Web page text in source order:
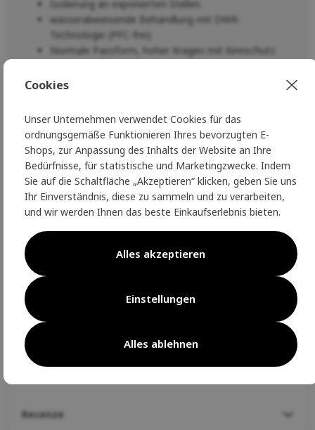
Isolierung an exponierten Stellen
wasserabweisende Behandlung mit DWR-
Technologie (PFC-frei)
Normale Passform, hoher Kragen mit Kinnschutz
Reißverschluss
KT-Logo, damit jeder sehen kann, welche Marke du
Nachhaltigkeit und Umweltfreundlichkeit -
mindestens 80 % des Materials sind recycelt
Die norwegische Marke Kari Traaist einenachhaltige
Modemarke und eine reine Frauenmarke . Da sievon
Frauen für Frauen entworfen wird, erfüllen die
Kollektionen alle ihre Bedürfnisse in ihrem aktiven Leben.
PARAMETER:
100% Polyester
Parametry
Recenze
Cookies
Unser Unternehmen verwendet Cookies für das
ordnungsgemäße Funktionieren Ihres bevorzugten E-
Shops, zur Anpassung des Inhalts der Website an Ihre
Bedürfnisse, für statistische und Marketingzwecke. Indem
Sie auf die Schaltfläche „Akzeptieren“ klicken, geben Sie uns
Ihr Einverständnis, diese zu sammeln und zu verarbeiten,
und wir werden Ihnen das beste Einkaufserlebnis bieten.
Alles ablehnen
Einstellungen
Alles akzeptieren